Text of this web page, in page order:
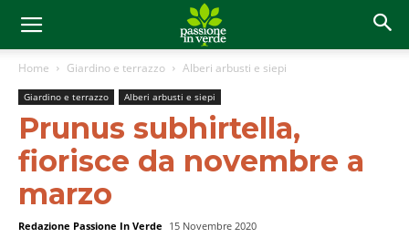
Home Giardino e terrazzo Alberi arbusti e siepi
Giardino e terrazzo Alberi arbusti e siepi
Prunus subhirtella,
fiorisce da novembre a
marzo
Redazione Passione In Verde 15 Novembre 2020